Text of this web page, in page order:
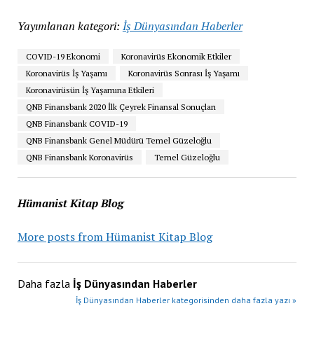
Yayımlanan kategori: İş Dünyasından Haberler
COVID-19 Ekonomi
Koronavirüs Ekonomik Etkiler
Koronavirüs İş Yaşamı
Koronavirüs Sonrası İş Yaşamı
Koronavirüsün İş Yaşamına Etkileri
QNB Finansbank 2020 İlk Çeyrek Finansal Sonuçları
QNB Finansbank COVID-19
QNB Finansbank Genel Müdürü Temel Güzeloğlu
QNB Finansbank Koronavirüs
Temel Güzeloğlu
Hümanist Kitap Blog
More posts from Hümanist Kitap Blog
Daha fazla İş Dünyasından Haberler
İş Dünyasından Haberler kategorisinden daha fazla yazı »